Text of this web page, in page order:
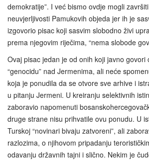
demokratije”. I već bismo ovdje mogli
neuvjerljivosti Pamukovih objeda jer ih je
izgovorio pisac koji sasvim slobodno živi
prema njegovim riječima, “nema slobode
Ovaj pisac jedan je od onih koji javno govori
“genocidu” nad Jermenima, ali neće
koja je ponudila da se otvore sve arhive i
u pitanju Jermeni. U kreiranju selektivnih
zaboravio napomenuti
druge strane nisu prihvatile ovu ponudu. U
Turskoj “novinari bivaju zatvoreni”, ali
razlozima, o njihovom pripadanju
odavanju državnih tajni i slično. Nekim je